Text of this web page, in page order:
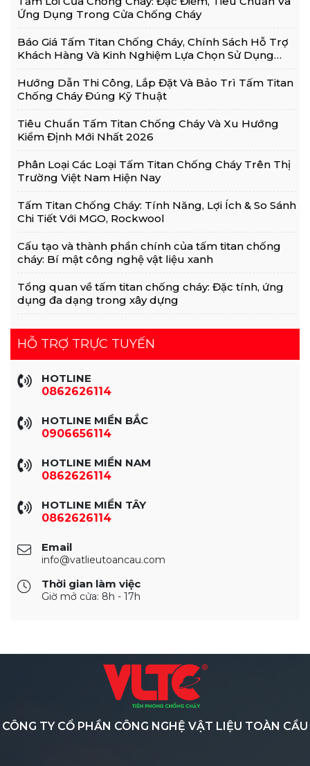
Ứng Dụng Trong Cửa Chống Cháy
Báo Giá Tấm Titan Chống Cháy, Chính Sách Hỗ Trợ
Khách Hàng Và Kinh Nghiệm Lựa Chọn Sử Dụng
Hướng Dẫn Thi Công, Lắp Đặt Và Bảo Trì Tấm Titan
Chống Cháy Đúng Kỹ Thuật
Tiêu Chuẩn Tấm Titan Chống Cháy Và Xu Hướng
Kiểm Định Mới Nhất 2026
Phân Loại Các Loại Tấm Titan Chống Cháy Trên Thị
Trường Việt Nam Hiện Nay
Tấm Titan Chống Cháy: Tính Năng, Lợi Ích & So Sánh
Chi Tiết Với MGO, Rockwool
Cấu tạo và thành phần chính của tấm titan chống
cháy: Bí mật công nghệ vật liệu xanh
Tổng quan về tấm titan chống cháy: Đặc tính, ứng
dụng đa dạng trong xây dựng
HỖ TRỢ TRỰC TUYẾN
HOTLINE
0862626114
HOTLINE MIỀN BẮC
0906656114
HOTLINE MIỀN NAM
0862626114
HOTLINE MIỀN TÂY
0862626114
Email
info@vatlieutoancau.com
Thời gian làm việc
Giờ mở cửa: 8h - 17h
CÔNG TY CỔ PHẦN CÔNG NGHỆ VẬT LIỆU TOÀN CẦU